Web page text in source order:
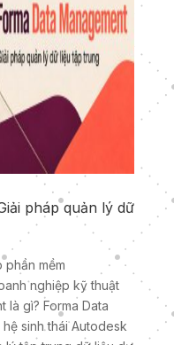
pháp quản lý dữ
phần mềm
nghiệp kỹ thuật
là gì? Forma Data
sinh thái Autodesk